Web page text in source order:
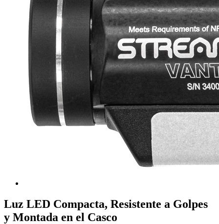
Luz LED Compacta, Resistente a Golpes
y Montada en el Casco